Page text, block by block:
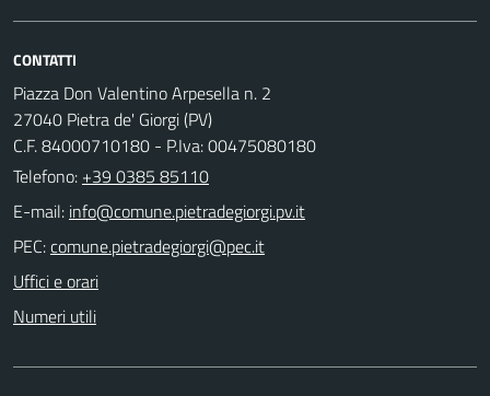
CONTATTI
Piazza Don Valentino Arpesella n. 2
27040 Pietra de' Giorgi (PV)
C.F. 84000710180 - P.Iva: 00475080180
Telefono: +39 0385 85110
E-mail:
PEC:
Uffici e orari
Numeri utili